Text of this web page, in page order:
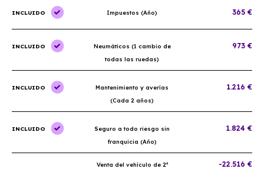
INCLUIDO Impuestos (Año) 365 €
INCLUIDO
Neumáticos (1 cambio de
todas las ruedas)
973 €
INCLUIDO
Mantenimiento y averías
(Cada 2 años)
1.216 €
INCLUIDO
Seguro a todo riesgo sin
franquicia (Año)
1.824 €
Venta del vehículo de 2ª
-22.516 €